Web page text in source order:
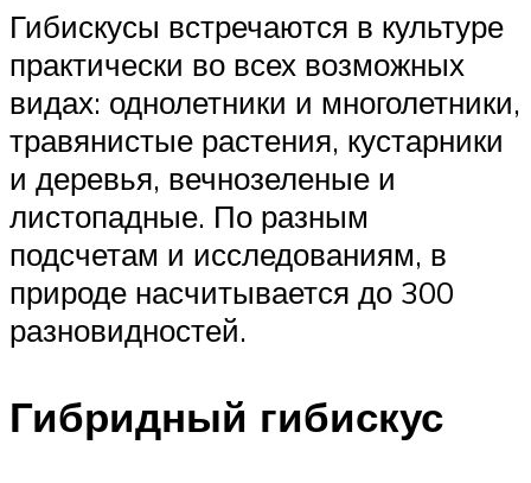
Гибискусы встречаются в культуре
практически во всех возможных
видах: однолетники и многолетники,
травянистые растения, кустарники
и деревья, вечнозеленые и
листопадные. По разным
подсчетам и исследованиям, в
природе насчитывается до 300
разновидностей.
Гибридный гибискус